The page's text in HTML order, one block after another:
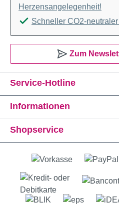
Service-Hotline
Informationen
Shopservice
Herzensangelegenheit!
Schneller CO2-
Zum